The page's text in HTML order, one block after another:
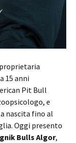
15 anni
Pit Bull
e
nascita fino al
Oggi presento
Bulls Algor,